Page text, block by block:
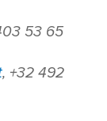
53 65
, +32 492